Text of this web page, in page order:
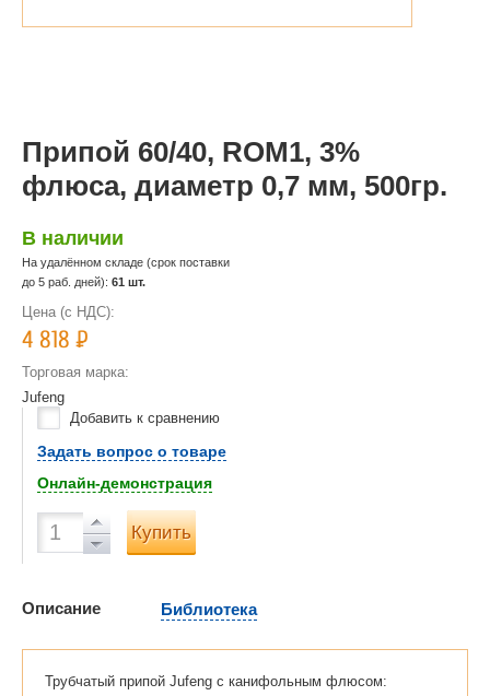
Припой 60/40, ROM1, 3%
флюса, диаметр 0,7 мм, 500гр.
В наличии
На удалённом складе (срок поставки
до 5 раб. дней): 61 шт.
Цена (с НДС):
4 818Р
Торговая марка:
Jufeng
Добавить к сравнению
Задать вопрос о товаре
Онлайн-демонстрация
Купить
Описание Библиотека
Трубчатый припой Jufeng с канифольным флюсом: